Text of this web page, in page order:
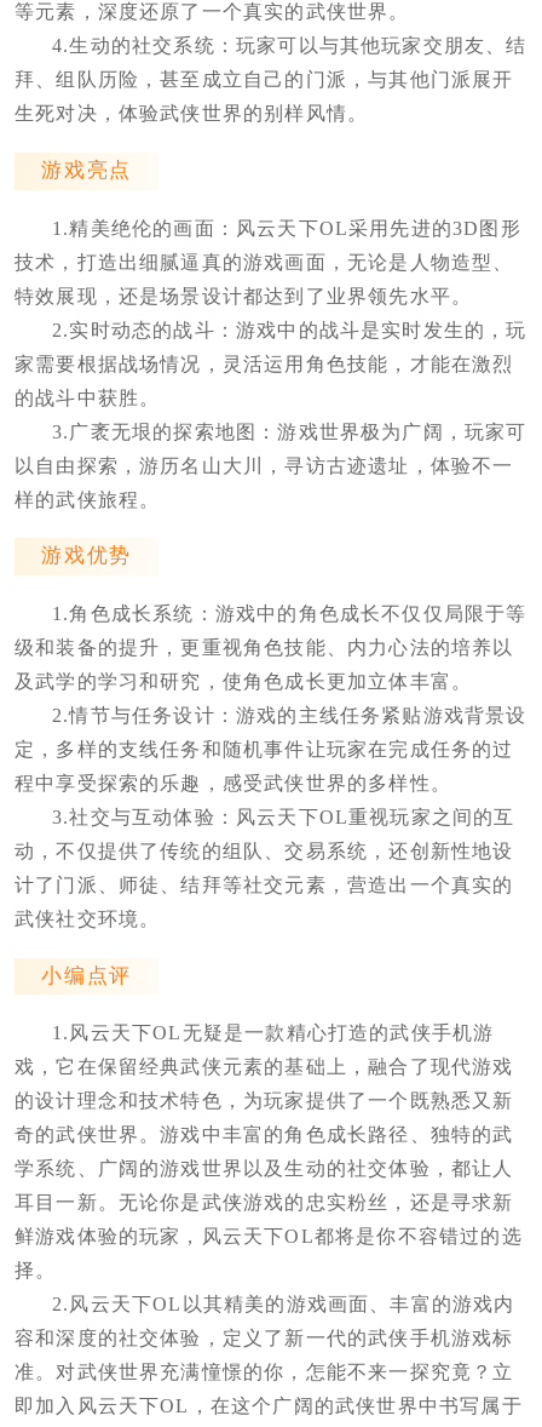
等元素，深度还原了一个真实的武侠世界。
4.生动的社交系统：玩家可以与其他玩家交朋友、结
拜、组队历险，甚至成立自己的门派，与其他门派展开
生死对决，体验武侠世界的别样风情。
游戏亮点
1.精美绝伦的画面：风云天下OL采用先进的3D图形
技术，打造出细腻逼真的游戏画面，无论是人物造型、
特效展现，还是场景设计都达到了业界领先水平。
2.实时动态的战斗：游戏中的战斗是实时发生的，玩
家需要根据战场情况，灵活运用角色技能，才能在激烈
的战斗中获胜。
3.广袤无垠的探索地图：游戏世界极为广阔，玩家可
以自由探索，游历名山大川，寻访古迹遗址，体验不一
样的武侠旅程。
游戏优势
1.角色成长系统：游戏中的角色成长不仅仅局限于等
级和装备的提升，更重视角色技能、内力心法的培养以
及武学的学习和研究，使角色成长更加立体丰富。
2.情节与任务设计：游戏的主线任务紧贴游戏背景设
定，多样的支线任务和随机事件让玩家在完成任务的过
程中享受探索的乐趣，感受武侠世界的多样性。
3.社交与互动体验：风云天下OL重视玩家之间的互
动，不仅提供了传统的组队、交易系统，还创新性地设
计了门派、师徒、结拜等社交元素，营造出一个真实的
武侠社交环境。
小编点评
1.风云天下OL无疑是一款精心打造的武侠手机游
戏，它在保留经典武侠元素的基础上，融合了现代游戏
的设计理念和技术特色，为玩家提供了一个既熟悉又新
奇的武侠世界。游戏中丰富的角色成长路径、独特的武
学系统、广阔的游戏世界以及生动的社交体验，都让人
耳目一新。无论你是武侠游戏的忠实粉丝，还是寻求新
鲜游戏体验的玩家，风云天下OL都将是你不容错过的选
择。
2.风云天下OL以其精美的游戏画面、丰富的游戏内
容和深度的社交体验，定义了新一代的武侠手机游戏标
准。对武侠世界充满憧憬的你，怎能不来一探究竟？立
即加入风云天下OL，在这个广阔的武侠世界中书写属于